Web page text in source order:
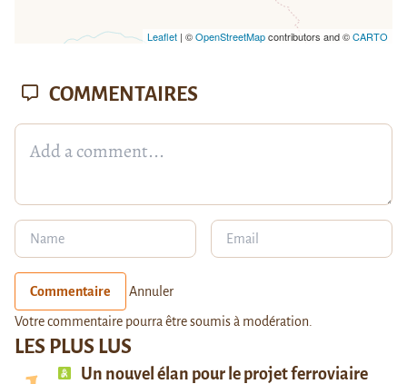
Leaflet| ©OpenStreetMapcontributors and ©CARTO
LES PLUS LUS
Un nouvel élan pour le projet ferroviaire
COMMENTAIRES
Commentaire Annuler
Votre commentaire pourra être soumis à modération.